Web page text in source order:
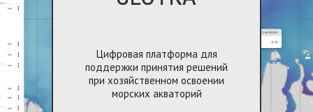
Цифровая платформа для
поддержки принятия решений
при хозяйственном освоении
морских акваторий